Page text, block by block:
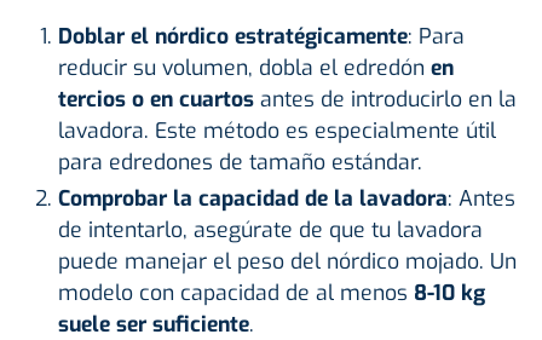
Doblar el nórdico estratégicamente: Para
reducir su volumen, dobla el edredón en
tercios o en cuartos antes de introducirlo en la
lavadora. Este método es especialmente útil
para edredones de tamaño estándar.
Comprobar la capacidad de la lavadora: Antes
de intentarlo, asegúrate de que tu lavadora
puede manejar el peso del nórdico mojado. Un
modelo con capacidad de al menos 8-10 kg
suele ser suficiente.